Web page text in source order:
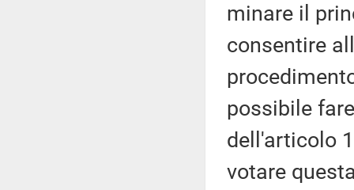
minare il
consentire
possibile
dell'articolo
votare